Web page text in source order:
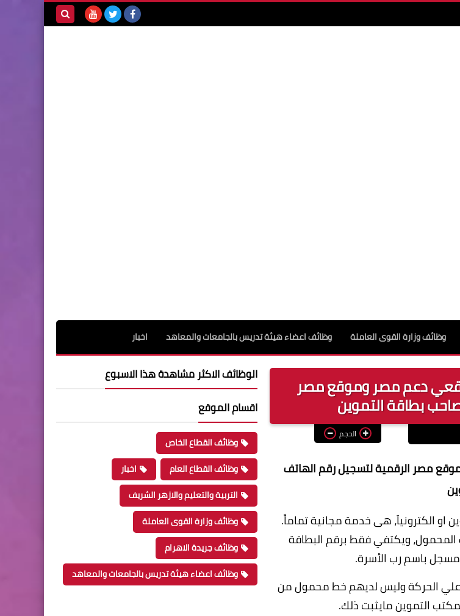
وظائف وزارة القوى العاملة وظائف اعضاء هيئة تدريس بالجامعات والمعاهد اخبار
دعم مصر وموقع مصر
بطاقة التموين
الحجم
مصر الرقمية لتسجيل رقم الهاتف
الكترونياَ، هى خدمة مجانية تماماً.
المحمول، ويكتفي فقط برقم البطاقة
مسجل باسم رب الأسرة.
علي الحركة وليس لديهم خط محمول من
التموين مايثبت ذلك.
الوظائف الاكثر مشاهدة هذا الاسبوع
اقسام الموقع
وظائف القطاع الخاص
وظائف القطاع العام
اخبار
التربية والتعليم والازهر الشريف
وظائف وزارة القوى العاملة
وظائف جريدة الاهرام
وظائف اعضاء هيئة تدريس بالجامعات والمعاهد